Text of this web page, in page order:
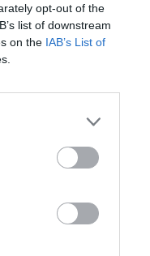
opt-out of the
list of downstream
on the IAB’s List of